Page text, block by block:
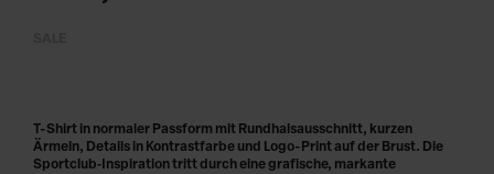
T-Shirt in normaler Passform mit Rundhalsausschnitt, kurzen
Ärmeln, Details in Kontrastfarbe und Logo-Print auf der Brust. Die
Sportclub‑Inspiration tritt durch eine grafische, markante